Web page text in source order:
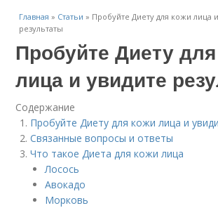
Главная » Статьи » Пробуйте Диету для кожи лица
результаты
Пробуйте Диету
лица и увидите
Содержание
Пробуйте Диету для кожи лица и
Связанные вопросы и ответы
Что такое Диета для кожи лица
Лосось
Авокадо
Морковь